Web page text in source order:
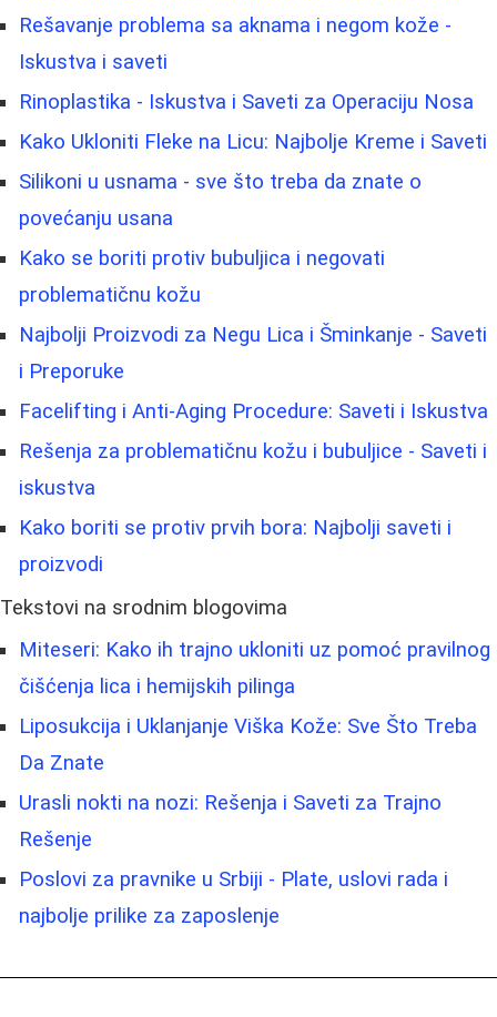
Rešavanje problema sa aknama i negom kože -
Iskustva i saveti
Rinoplastika - Iskustva i Saveti za Operaciju Nosa
Kako Ukloniti Fleke na Licu: Najbolje Kreme i Saveti
Silikoni u usnama - sve što treba da znate o
povećanju usana
Kako se boriti protiv bubuljica i negovati
problematičnu kožu
Najbolji Proizvodi za Negu Lica i Šminkanje - Saveti
i Preporuke
Facelifting i Anti-Aging Procedure: Saveti i Iskustva
Rešenja za problematičnu kožu i bubuljice - Saveti i
iskustva
Kako boriti se protiv prvih bora: Najbolji saveti i
proizvodi
Tekstovi na srodnim blogovima
Miteseri: Kako ih trajno ukloniti uz pomoć pravilnog
čišćenja lica i hemijskih pilinga
Liposukcija i Uklanjanje Viška Kože: Sve Što Treba
Da Znate
Urasli nokti na nozi: Rešenja i Saveti za Trajno
Rešenje
Poslovi za pravnike u Srbiji - Plate, uslovi rada i
najbolje prilike za zaposlenje